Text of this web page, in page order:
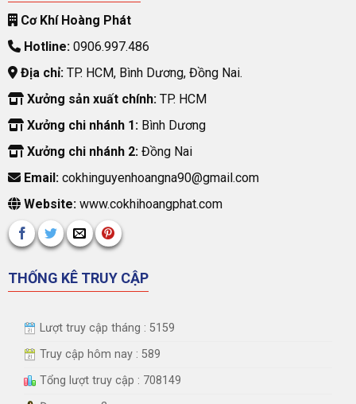
Cơ Khí Hoàng Phát
Hotline:0906.997.486
Địa chỉ:TP. HCM, Bình Dương, Đồng Nai.
Xưởng sản xuất chính:TP. HCM
Xưởng chi nhánh 1:Bình Dương
Xưởng chi nhánh 2:Đồng Nai
Email:cokhinguyenhoangna90@gmail.com
Website:www.cokhihoangphat.com
THỐNG KÊ TRUY CẬP
Lượt truy cập tháng : 5159
Truy cập hôm nay : 589
Tổng lượt truy cập : 708149